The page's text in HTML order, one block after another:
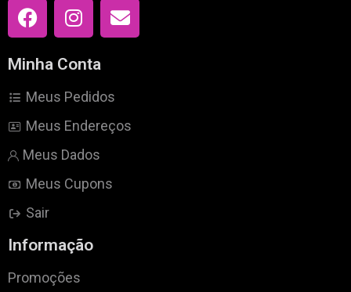
Minha Conta
Meus Pedidos
Meus Endereços
Meus Dados
Meus Cupons
Sair
Informação
Promoções